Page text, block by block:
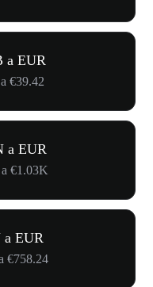
a EUR
€39.42
a EUR
€1.03K
a EUR
€758.24